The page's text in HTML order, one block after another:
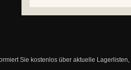
Sie kostenlos über aktuelle